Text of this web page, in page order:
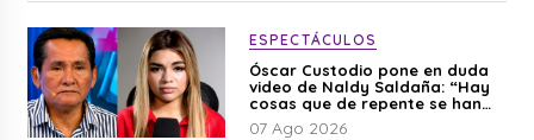
ESPECTÁCULOS
Óscar Custodio pone en duda
video de Naldy Saldaña: “Hay
cosas que de repente se han
editado”
07 Ago 2026